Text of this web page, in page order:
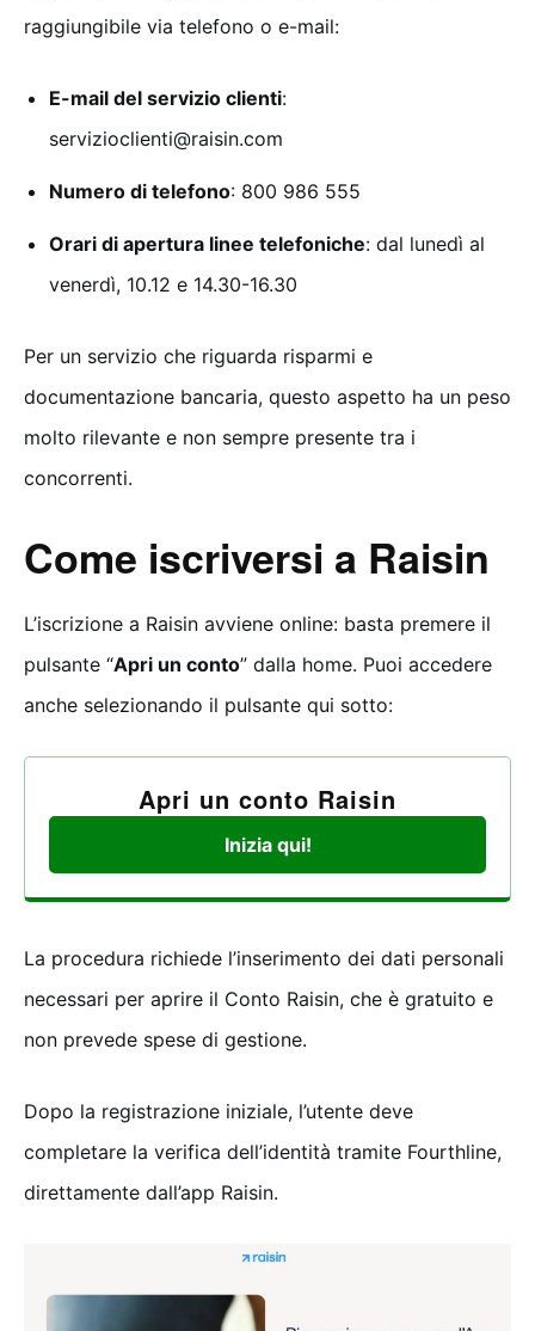
raggiungibile via telefono o e-mail:
E-mail del servizio clienti:
servizioclienti@raisin.com
Numero di telefono: 800 986 555
Orari di apertura linee telefoniche: dal lunedì al
venerdì, 10.12 e 14.30-16.30
Per un servizio che riguarda risparmi e
documentazione bancaria, questo aspetto ha un peso
molto rilevante e non sempre presente tra i
concorrenti.
Come iscriversi a Raisin
L’iscrizione a Raisin avviene online: basta premere il
pulsante “Apri un conto” dalla home. Puoi accedere
anche selezionando il pulsante qui sotto:
Apri un conto Raisin
Inizia qui!
La procedura richiede l’inserimento dei dati personali
necessari per aprire il Conto Raisin, che è gratuito e
non prevede spese di gestione.
Dopo la registrazione iniziale, l’utente deve
completare la verifica dell’identità tramite Fourthline,
direttamente dall’app Raisin.